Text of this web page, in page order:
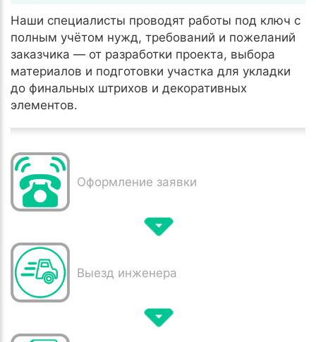
Наши специалисты проводят работы под ключ с
полным учётом нужд, требований и пожеланий
заказчика — от разработки проекта, выбора
материалов и подготовки участка для укладки
до финальных штрихов и декоративных
элементов.
Оформление заявки
Выезд инженера